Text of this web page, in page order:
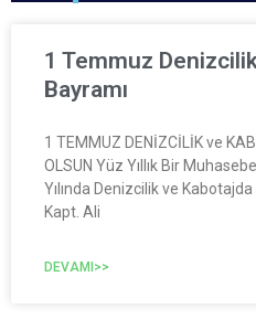
1 Temmuz
Bayramı
1 TEMMUZ DENİZCİLİK ve
OLSUN Yüz Yıllık Bir
Yılında Denizcilik ve
Kapt. Ali
DEVAMI>>